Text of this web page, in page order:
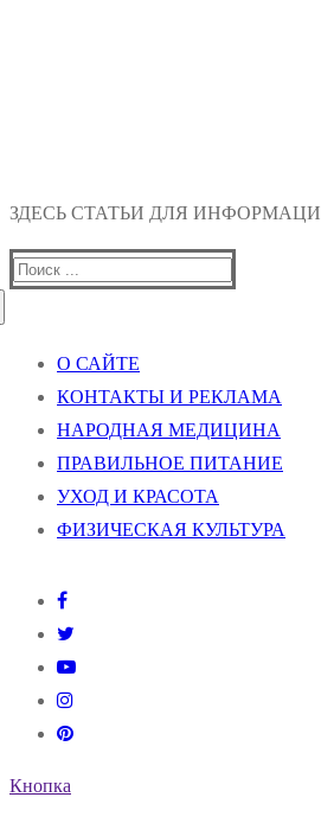
ЗДЕСЬ СТАТЬИ ДЛЯ
Найти:
О САЙТЕ
КОНТАКТЫ И РЕКЛАМА
НАРОДНАЯ МЕДИЦИНА
ПРАВИЛЬНОЕ ПИТАНИЕ
УХОД И КРАСОТА
ФИЗИЧЕСКАЯ КУЛЬТУРА
Кнопка